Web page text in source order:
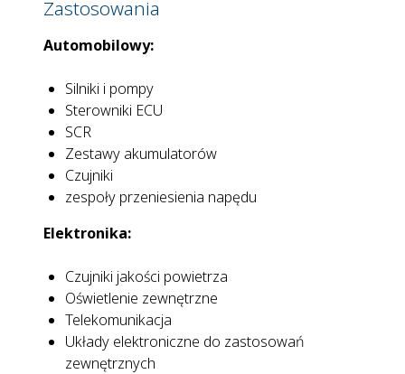
Zastosowania
Automobilowy:
Silniki i pompy
Sterowniki ECU
SCR
Zestawy akumulatorów
Czujniki
zespoły przeniesienia napędu
Elektronika:
Czujniki jakości powietrza
Oświetlenie zewnętrzne
Telekomunikacja
Układy elektroniczne do zastosowań
zewnętrznych